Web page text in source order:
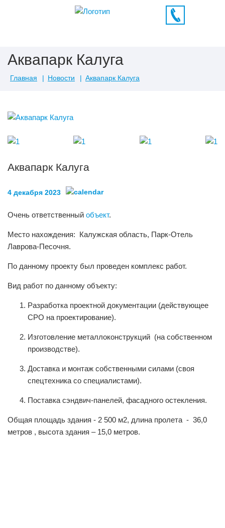
Аквапарк Калуга
Главная Новости Аквапарк Калуга
Аквапарк Калуга
4 декабря 2023
Очень ответственный объект.
Место нахождения: Калужская область, Парк-Отель
Лаврова-Песочня.
По данному проекту был проведен комплекс работ.
Вид работ по данному объекту:
Разработка проектной документации (действующее
СРО на проектирование).
Изготовление металлоконструкций (на собственном
производстве).
Доставка и монтаж собственными силами (своя
спецтехника со специалистами).
Поставка сэндвич-панелей, фасадного остекления.
Общая площадь здания - 2 500 м2, длина пролета - 36,0
метров , высота здания – 15,0 метров.